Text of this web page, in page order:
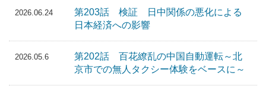
2026.06.24
第203話 検証 日中関係の悪化による
日本経済への影響
2026.05.6
第202話 百花繚乱の中国自動運転～北
京市での無人タクシー体験をベースに～